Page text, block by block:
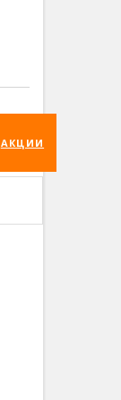
АКЦИИ